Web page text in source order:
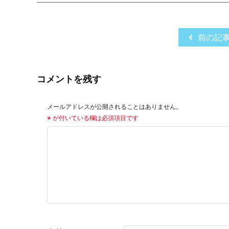
前の記
コメントを残す
メールアドレスが公開されることはありません。
※ が付いている欄は必須項目です